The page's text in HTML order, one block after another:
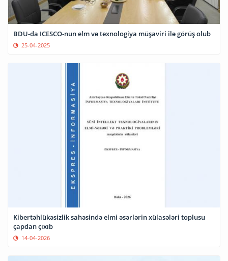
BDU-da ICESCO-nun elm və texnologiya müşaviri ilə görüş olub
25-04-2025
Kibertəhlükəsizlik sahəsində elmi əsərlərin xülasələri toplusu
çapdan çıxıb
14-04-2026